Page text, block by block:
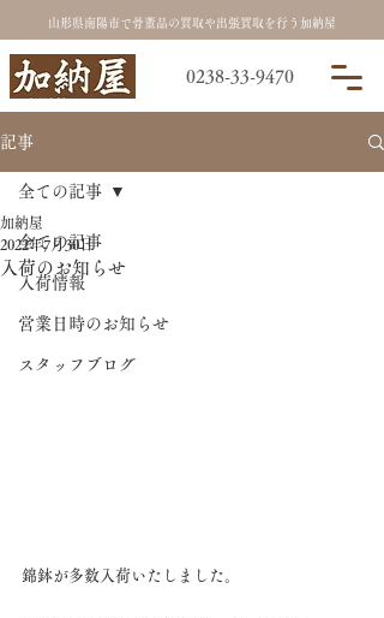
0238-33-9470
山形県南陽市で骨董品の買取や出張買取を行う加納屋
記事
全ての記事
入荷情報
営業日時のお知らせ
スタッフブログ
全ての記事
入荷のお知らせ
加納屋
2022年7月30日
錦鉢が多数入荷いたしました。